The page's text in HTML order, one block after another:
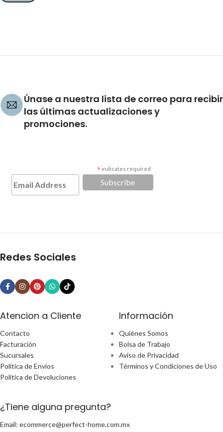
Únase a nuestra lista de correo para recibir
las últimas actualizaciones y
promociones.
* indicates required
Redes Sociales
Atencion a Cliente
Contacto
Facturación
Sucursales
Política de Envíos
Política de Devoluciones
Información
Quiénes Somos
Bolsa de Trabajo
Aviso de Privacidad
Términos y Condiciones de Uso
¿Tiene alguna pregunta?
Email: ecommerce@perfect-home.com.mx